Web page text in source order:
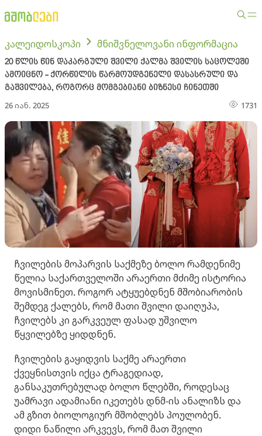
კალეიდოსკოპი მნიშვნელოვანი ინფორმაცია
20 წლის წინ დაკარგული შვილი ქალმა შვილის საცოლეში
ამოიცნო - ქორწილის წარმოუდგენელი დასასრული და
გაშვილება, როგორც მომგებიანი ბიზნესი ჩინეთში
26 იან. 2025 1731
ჩვილების მოპარვის საქმეზე ბოლო რამდენიმე
წელია საქართველოში არაერთი მძიმე ისტორია
მოვისმინეთ. როგორ ატყუებდნენ მშობიარობის
შემდეგ ქალებს, რომ მათი შვილი დაიღუპა,
ჩვილებს კი გარკვეულ ფასად უშვილო
წყვილებზე ყიდდნენ.
ჩვილების გაყიდვის საქმე არაერთი
ქვეყნისთვის იქცა ტრაგედიად,
განსაკუთრებულად ბოლო წლებში, როდესაც
უამრავი ადამიანი იკეთებს დნმ-ის ანალიზს და
ამ გზით ბიოლოგიურ მშობლებს პოულობენ.
დიდი ნაწილი არკვევს, რომ მათ შვილი